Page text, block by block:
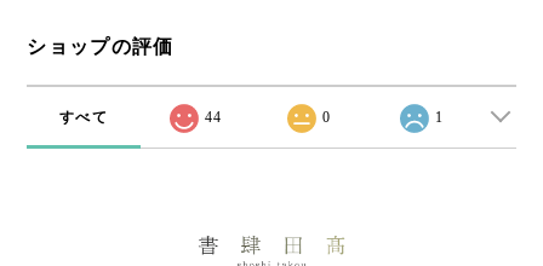
ショップの評価
すべて 44 0 1